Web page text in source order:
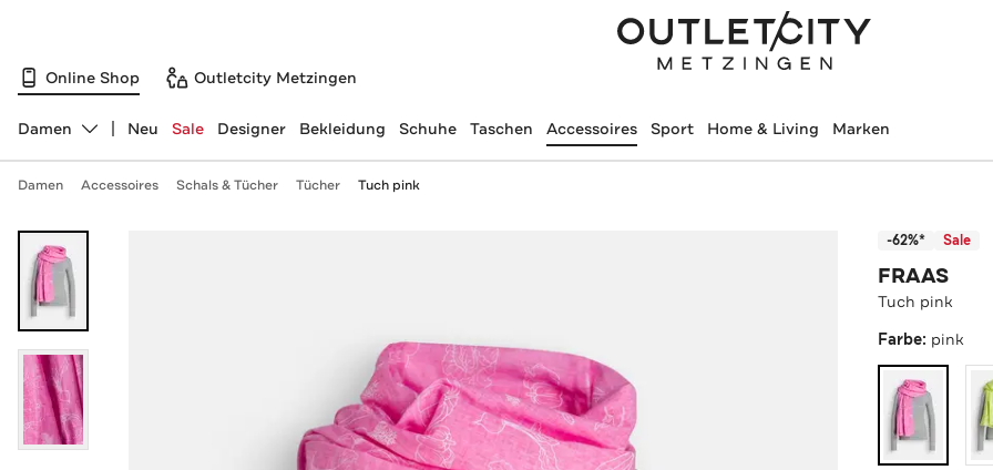
Online Shop Outletcity Metzingen
Abteilung ändern, ausgewählt:
Damen Neu Sale Designer Bekleidung Schuhe Taschen Accessoires Sport Home & Living Marken
Damen Accessoires Schals & Tücher Tücher Tuch pink
-62%* Sale
FRAAS
Tuch pink
Farbe: pink